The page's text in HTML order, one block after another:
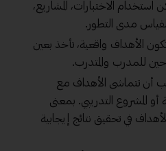
الاختبارات، المشاريع،
لقياس مدى التطور.
الأهداف واقعية، تأخذ بعين
للمدرب والمتدرب.
أن تتماشى الأهداف مع
المشروع التدريبي. بمعنى
في تحقيق نتائج إيجابية